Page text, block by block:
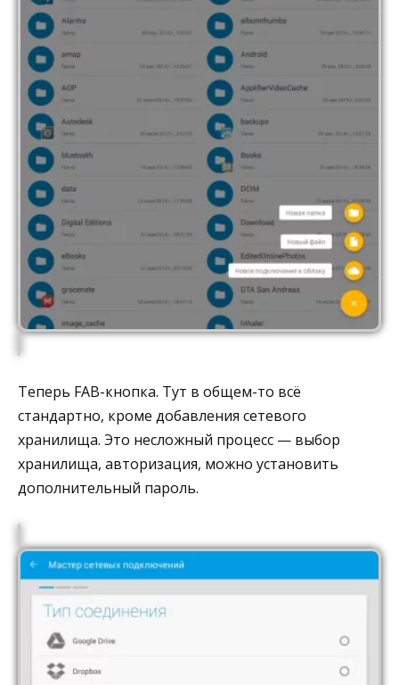
Теперь FAB-кнопка. Тут в общем-то всё
стандартно, кроме добавления сетевого
хранилища. Это несложный процесс — выбор
хранилища, авторизация, можно установить
дополнительный пароль.